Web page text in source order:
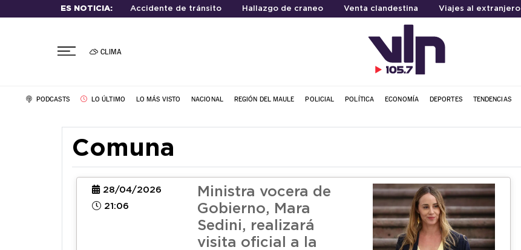
ES NOTICIA: Accidente de tránsito Hallazgo de craneo Venta clandestina Viajes al extranjero
CLIMA
PODCASTS LO ÚLTIMO LO MÁS VISTO NACIONAL REGIÓN DEL MAULE POLICIAL POLÍTICA ECONOMÍA DEPORTES TENDENCIAS
Comuna
28/04/2026
21:06
Ministra vocera de
Gobierno, Mara
Sedini, realizará
visita oficial a la